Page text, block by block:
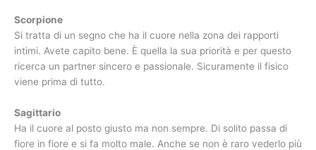
Scorpione
Si tratta di un segno che ha il cuore nella zona dei rapporti
intimi. Avete capito bene. È quella la sua priorità e per questo
ricerca un partner sincero e passionale. Sicuramente il fisico
viene prima di tutto.
Sagittario
Ha il cuore al posto giusto ma non sempre. Di solito passa di
fiore in fiore e si fa molto male. Anche se non è raro vederlo più